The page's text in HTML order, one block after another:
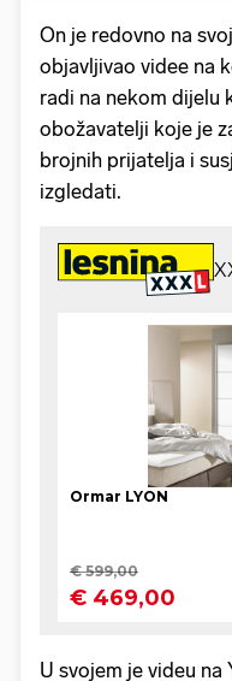
On je redovno na
objavljivao videe na
radi na nekom dijelu
obožavatelji koje je
brojnih prijatelja i
izgledati.
U svojem je videu na